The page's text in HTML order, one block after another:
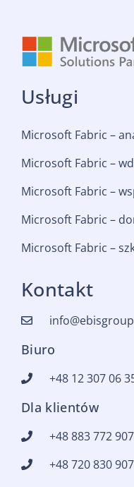
Usługi
Microsoft Fabric –
Microsoft Fabric –
Microsoft Fabric –
Microsoft Fabric –
Microsoft Fabric –
Kontakt
Biuro
+48 12 307 06
Dla klientów
+48 883 772 907
+48 720 830 907